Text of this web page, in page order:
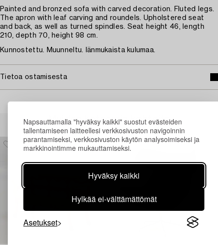
Napsauttamalla "hyväksy kaikki" suostut evästeiden
tallentamiseen laitteellesi verkkosivuston navigoinnin
parantamiseksi, verkkosivuston käytön analysoimiseksi ja
markkinointimme mukauttamiseksi.
Hyväksy kaikki
Hylkää ei-välttämättömät
Asetukset
Painted and bronzed sofa with carved decoration. Fluted legs.
The apron with leaf carving and roundels. Upholstered seat
and back, as well as turned spindles. Seat height 46, length
210, depth 70, height 98 cm.
Kunnostettu. Muunneltu. Iänmukaista kulumaa.
Tietoa ostamisesta
Muiden katsomia kohteita